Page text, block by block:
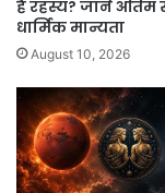
है रहस्य? जानें अंतिम
धार्मिक मान्यता
August 10, 2026